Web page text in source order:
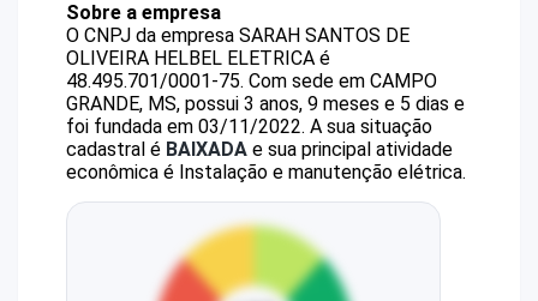
Sobre a empresa
O CNPJ da empresa SARAH SANTOS DE
OLIVEIRA HELBEL ELETRICA é
48.495.701/0001-75. Com sede em CAMPO
GRANDE, MS, possui 3 anos, 9 meses e 5 dias e
foi fundada em 03/11/2022. A sua situação
cadastral é BAIXADA e sua principal atividade
econômica é Instalação e manutenção elétrica.